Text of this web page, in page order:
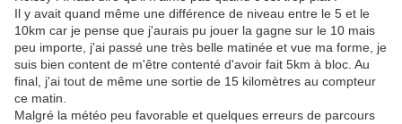
Il y avait quand même une différence de niveau entre le 5 et le
10km car je pense que j'aurais pu jouer la gagne sur le 10 mais
peu importe, j'ai passé une très belle matinée et vue ma forme, je
suis bien content de m'être contenté d'avoir fait 5km à bloc. Au
final, j'ai tout de même une sortie de 15 kilomètres au compteur
ce matin.
Malgré la météo peu favorable et quelques erreurs de parcours